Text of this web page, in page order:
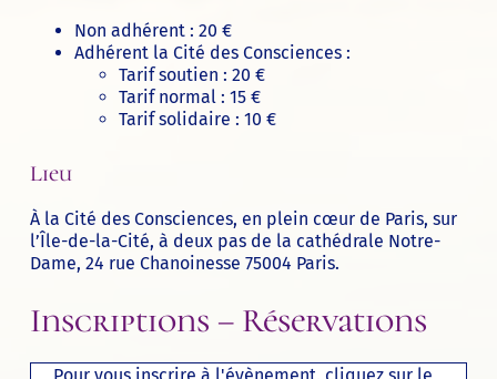
Non adhérent : 20 €
Adhérent la Cité des Consciences :
Tarif soutien : 20 €
Tarif normal : 15 €
Tarif solidaire : 10 €
Lieu
À la Cité des Consciences, en plein cœur de Paris, sur
l’Île-de-la-Cité, à deux pas de la cathédrale Notre-
Dame, 24 rue Chanoinesse 75004 Paris.
Inscriptions – Réservations